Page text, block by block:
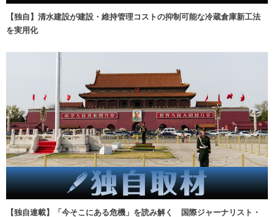
【独自】清水建設が建設・維持管理コストの抑制可能な冷蔵倉庫新工法
を実用化
【独自連載】「今そこにある危機」を読み解く 国際ジャーナリスト・